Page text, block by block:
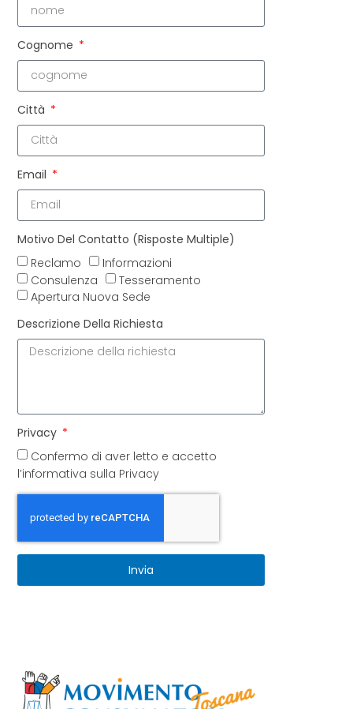
Cognome
Città
Email
Motivo Del Contatto (risposte Multiple)
Reclamo
Informazioni
Consulenza
Tesseramento
Apertura Nuova Sede
Descrizione Della Richiesta
Privacy
Confermo di aver letto e accetto
l’informativa sulla Privacy
Invia